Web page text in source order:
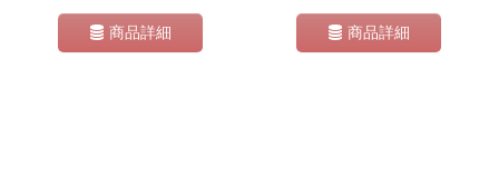
商品詳細 商品詳細